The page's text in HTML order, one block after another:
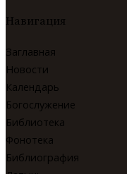
Навигация
Заглавная
Новости
Календарь
Богослужение
Библиотека
Фонотека
Библиография